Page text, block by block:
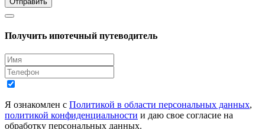
Получить ипотечный путеводитель
Я ознакомлен с Политикой в области персональных данных,
политикой конфиденциальности и даю свое согласие на
обработку персональных данных.